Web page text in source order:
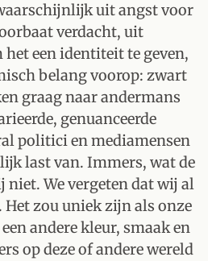
uit angst voor
verdacht, uit
een identiteit te geven,
belang voorop: zwart
graag naar andermans
genuanceerde
politici en mediamensen
last van. Immers, wat de
niet. We vergeten dat wij al
Het zou uniek zijn als onze
andere kleur, smaak en
op deze of andere wereld